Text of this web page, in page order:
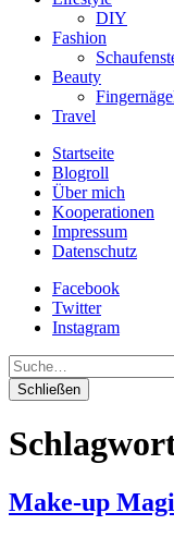
DIY
Fashion
Beauty
Travel
Startseite
Blogroll
Über mich
Kooperationen
Impressum
Datenschutz
Facebook
Twitter
Instagram
Suche
Schließen
Make-up